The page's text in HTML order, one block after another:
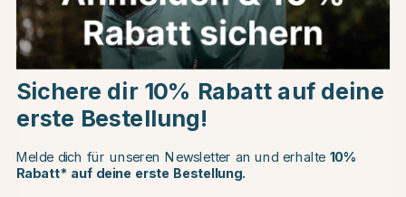
€50.96 €59.95
Bewertung: (7)4.1 von 5 Sternen
€44.95
Kundenservice Informationen
Choose country
EU
CHANGE COUNTRY
Sichere dir 10% Rabatt auf deine
erste Bestellung!
Melde dich für unseren Newsletter an und erhalte 10%
Rabatt* auf deine erste Bestellung.